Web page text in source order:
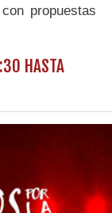
propuestas
HASTA